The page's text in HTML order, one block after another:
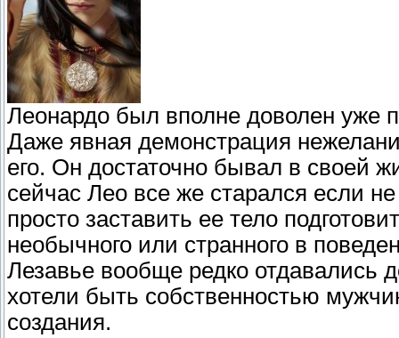
Леонардо был вполне доволен уже
Даже явная демонстрация
его. Он достаточно бывал в своей
сейчас Лео все же старался если
просто заставить ее тело
необычного или странного в
Лезавье вообще редко отдавались
хотели быть собственностью
создания.